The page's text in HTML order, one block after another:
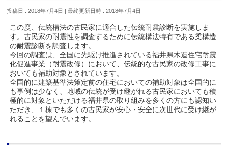
投稿日 : 2018年7月4日 最終更新日時 : 2018年7月4日
この度、伝統構法の古民家に適合した伝統耐震診断を実施しま
す。古民家の耐震性を調査するために伝統構法特有である柔構造
の耐震診断を調査します。
今回の調査は、全国に先駆け推進されている福井県木造住宅耐震
化促進事業（耐震改修）において、伝統的な古民家の改修工事に
おいても補助対象とされています。
全国的に建築基準法策定前の住宅においての補助対象は全国的に
も事例は少なく、地域の伝統が受け継がれる古民家においても積
極的に対象といただける福井県の取り組みを多くの方にも認知い
ただき、１棟でも多くの古民家が安心・安全に次世代に受け継が
れることを望んでいます。